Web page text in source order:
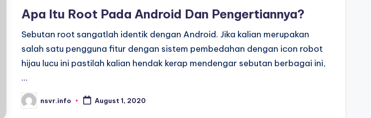
Apa Itu Root Pada Android Dan Pengertiannya?
Sebutan root sangatlah identik dengan Android. Jika kalian merupakan
salah satu pengguna fitur dengan sistem pembedahan dengan icon robot
hijau lucu ini pastilah kalian hendak kerap mendengar sebutan berbagai ini,
…
Posted
by
nsvr.info August 1, 2020